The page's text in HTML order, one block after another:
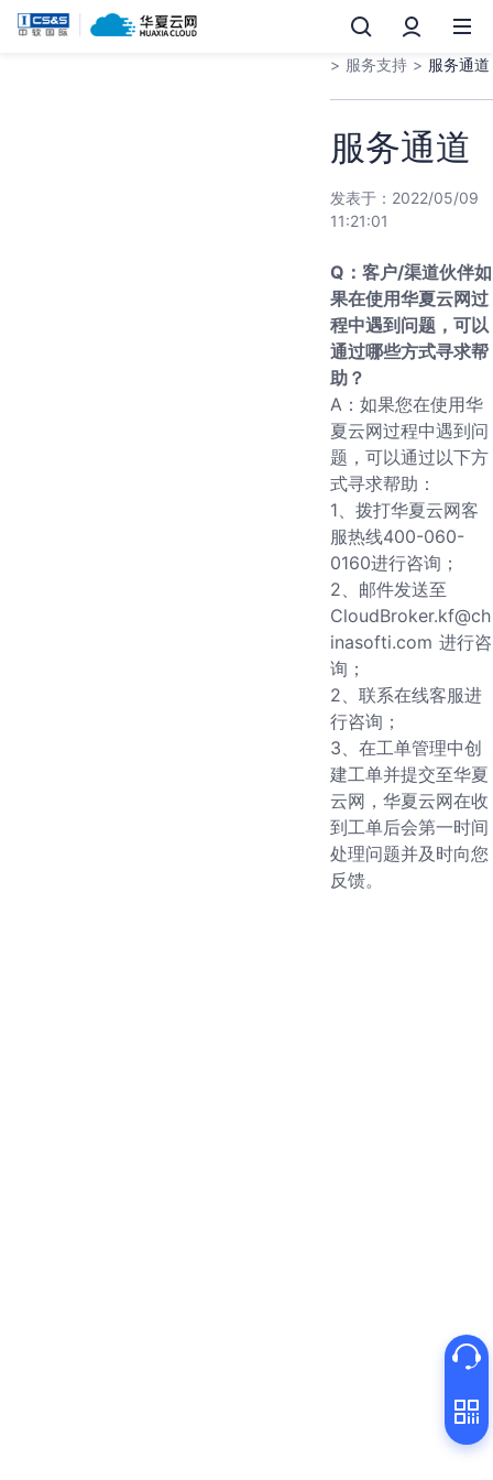
帮助中心 > 用户服务
> 服务支持 > 服务通道
服务通道
发表于：2022/05/09
11:21:01
Q：客户/渠道伙伴如
果在使用华夏云网过
程中遇到问题，可以
通过哪些方式寻求帮
助？
A：如果您在使用华
夏云网过程中遇到问
题，可以通过以下方
式寻求帮助：
1、拨打华夏云网客
服热线400-060-
0160进行咨询；
2、邮件发送至
CloudBroker.kf@ch
inasofti.com 进行咨
询；
2、联系在线客服进
行咨询；
3、在工单管理中创
建工单并提交至华夏
云网，华夏云网在收
到工单后会第一时间
处理问题并及时向您
反馈。